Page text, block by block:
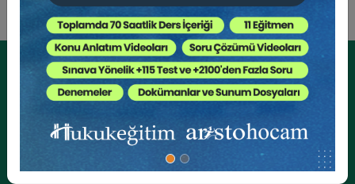
Kurumsal Üyelikler İçin
Kurumsal Teklif Alın